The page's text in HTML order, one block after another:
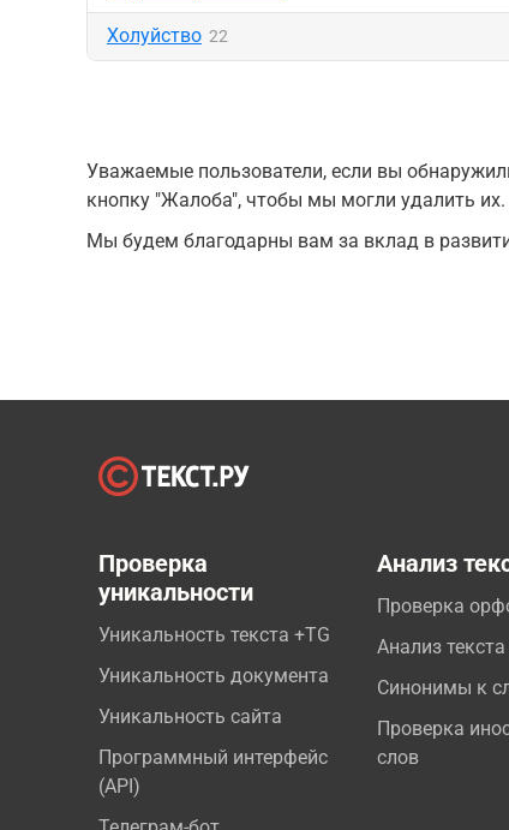
Холуйство 22
Уважаемые пользователи, если вы
кнопку "Жалоба", чтобы мы могли удалить их.
Мы будем благодарны вам за вклад в
Проверка
уникальности
Уникальность текста +TG
Уникальность документа
Уникальность сайта
Программный интерфейс
(API)
Анализ
Проверка
Анализ текста
Синонимы к
Проверка
слов